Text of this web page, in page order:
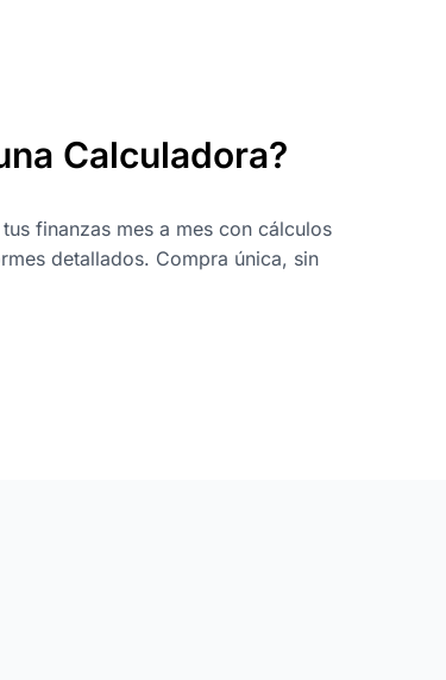
Calculadora?
finanzas mes a mes con cálculos
detallados. Compra única, sin